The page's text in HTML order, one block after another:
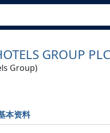
GROUP
Group)
本资料